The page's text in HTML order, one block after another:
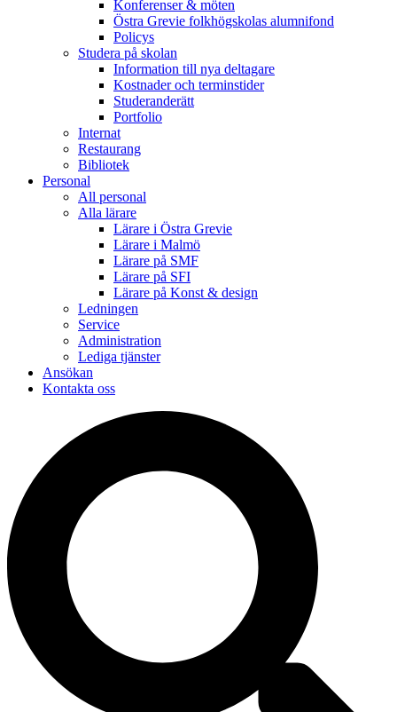
Konferenser & möten
Östra Grevie folkhögskolas alumnifond
Policys
Studera på skolan
Information till nya deltagare
Kostnader och terminstider
Studeranderätt
Portfolio
Internat
Restaurang
Bibliotek
Personal
All personal
Alla lärare
Lärare i Östra Grevie
Lärare i Malmö
Lärare på SMF
Lärare på SFI
Lärare på Konst & design
Ledningen
Service
Administration
Lediga tjänster
Ansökan
Kontakta oss